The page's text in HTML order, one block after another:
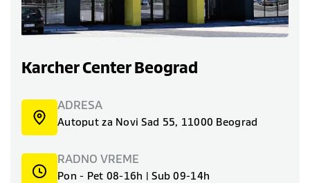
Karcher Center Beograd
ADRESA
Autoput za Novi Sad 55, 11000 Beograd
RADNO VREME
Pon - Pet 08-16h | Sub 09-14h